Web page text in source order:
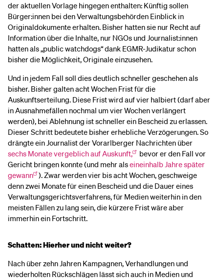
der aktuellen Vorlage hingegen enthalten: Künftig sollen
Bürger:innen bei den Verwaltungsbehörden Einblick in
Originaldokumente erhalten. Bisher hatten sie nur Recht auf
Information über die Inhalte, nur NGOs und Journalist:innen
hatten als „public watchdogs“ dank EGMR-Judikatur schon
bisher die Möglichkeit, Originale einzusehen.
Und in jedem Fall soll dies deutlich schneller geschehen als
bisher. Bisher galten acht Wochen Frist für die
Auskunftserteilung. Diese Frist wird auf vier halbiert (darf aber
in Ausnahmefällen nochmal um vier Wochen verlängert
werden), bei Ablehnung ist schneller ein Bescheid zu erlassen.
Dieser Schritt bedeutete bisher erhebliche Verzögerungen. So
drängte ein Journalist der Vorarlberger Nachrichten über
sechs Monate vergeblich auf Auskunft,
bevor er den Fall vor
Gericht bringen konnte (und mehr alseineinhalb Jahre später
gewann ). Zwar werden vier bis acht Wochen, geschweige
denn zwei Monate für einen Bescheid und die Dauer eines
Verwaltungsgerichtsverfahrens, für Medien weiterhin in den
meisten Fällen zu lang sein, die kürzere Frist wäre aber
immerhin ein Fortschritt.
Schatten: Hierher und nicht weiter?
Nach über zehn Jahren Kampagnen, Verhandlungen und
wiederholten Rückschlägen lässt sich auch in Medien und